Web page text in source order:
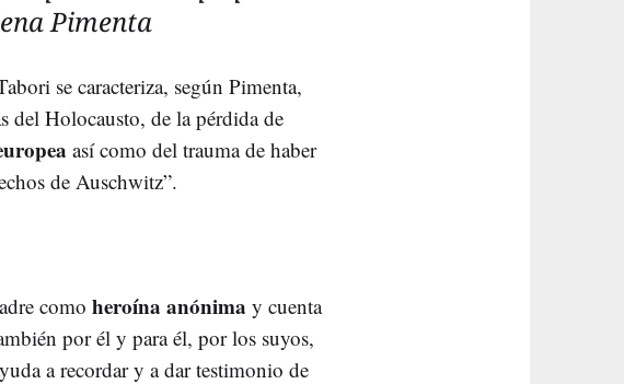
Pimenta
se caracteriza, según Pimenta,
del Holocausto, de la pérdida de
así como del trauma de haber
de Auschwitz”.
como heroína anónima y cuenta
por él y para él, por los suyos,
a recordar y a dar testimonio de